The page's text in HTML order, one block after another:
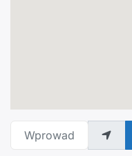
Wprowadź adres